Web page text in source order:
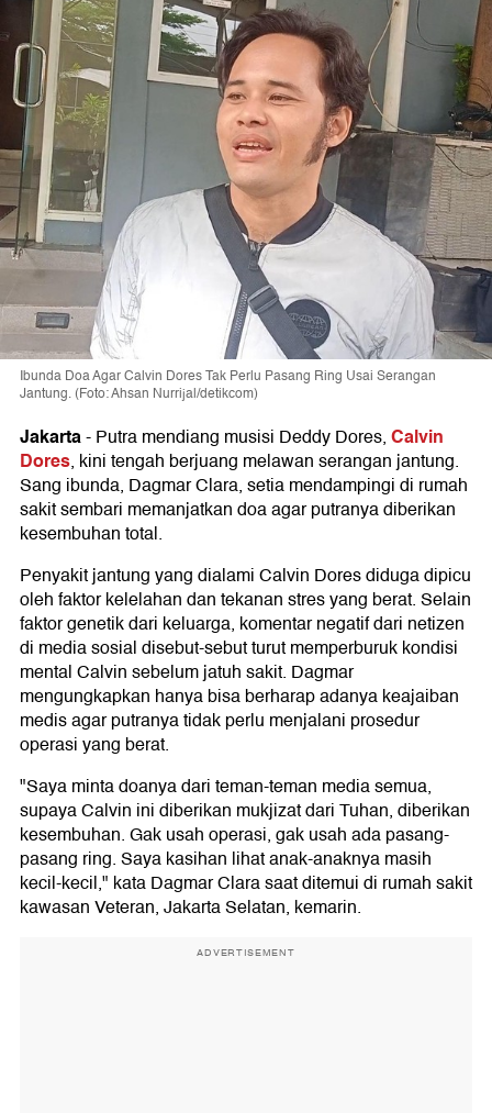
Ibunda Doa Agar Calvin Dores Tak Perlu Pasang Ring Usai Serangan
Jantung. (Foto: Ahsan Nurrijal/detikcom)
Jakarta-Putra mendiang musisi Deddy Dores,Calvin
Dores, kini tengah berjuang melawan serangan jantung.
Sang ibunda, Dagmar Clara, setia mendampingi di rumah
sakit sembari memanjatkan doa agar putranya diberikan
kesembuhan total.
Penyakit jantung yang dialami Calvin Dores diduga dipicu
oleh faktor kelelahan dan tekanan stres yang berat. Selain
faktor genetik dari keluarga, komentar negatif dari netizen
di media sosial disebut-sebut turut memperburuk kondisi
mental Calvin sebelum jatuh sakit. Dagmar
mengungkapkan hanya bisa berharap adanya keajaiban
medis agar putranya tidak perlu menjalani prosedur
operasi yang berat.
"Saya minta doanya dari teman-teman media semua,
supaya Calvin ini diberikan mukjizat dari Tuhan, diberikan
kesembuhan. Gak usah operasi, gak usah ada pasang-
pasang ring. Saya kasihan lihat anak-anaknya masih
kecil-kecil," kata Dagmar Clara saat ditemui di rumah sakit
kawasan Veteran, Jakarta Selatan, kemarin.
ADVERTISEMENT